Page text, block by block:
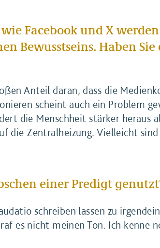
Facebook und X
Bewusstseins. Haben
Anteil daran, dass die
scheint auch ein Problem
die Menschheit stärker heraus
die Zentralheizung. Vielleicht
einer Predigt
schreiben lassen zu
es nicht meinen Ton. Ich kenne